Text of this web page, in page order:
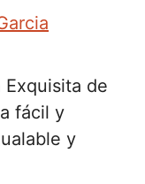
Exquisita de
fácil y
y